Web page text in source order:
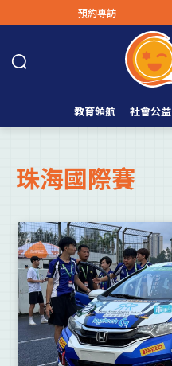
預約專訪
教育領航 社會公益
珠海國際賽